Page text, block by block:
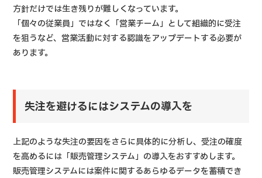
方針だけでは生き残りが難しくなっています。
「個々の従業員」ではなく「営業チーム」として組織的に受注
を狙うなど、営業活動に対する認識をアップデートする必要が
あります。
失注を避けるにはシステムの導入を
上記のような失注の要因をさらに具体的に分析し、受注の確度
を高めるには「販売管理システム」の導入をおすすめします。
販売管理システムには案件に関するあらゆるデータを蓄積でき